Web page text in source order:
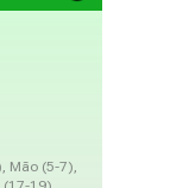
Mão (5-7),